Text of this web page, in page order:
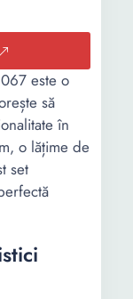
este o
să
în
o lățime de
set